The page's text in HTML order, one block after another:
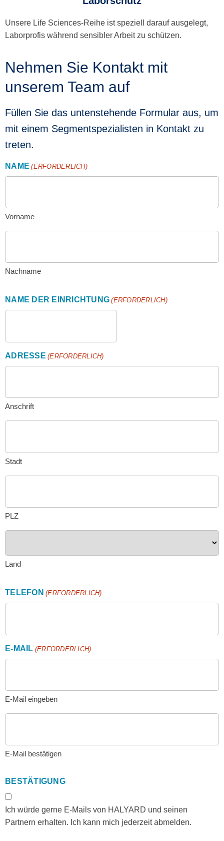
Unsere Life Sciences-Reihe ist speziell darauf ausgelegt,
Laborprofis während sensibler Arbeit zu schützen.
Nehmen Sie Kontakt mit
unserem Team auf
Füllen Sie das untenstehende Formular aus, um
mit einem Segmentspezialisten in Kontakt zu
treten.
NAME (ERFORDERLICH)
Vorname
Nachname
NAME DER EINRICHTUNG (ERFORDERLICH)
ADRESSE (ERFORDERLICH)
Anschrift
Stadt
PLZ
Land
TELEFON (ERFORDERLICH)
E-MAIL (ERFORDERLICH)
E-Mail eingeben
E-Mail bestätigen
BESTÄTIGUNG
Ich würde gerne E-Mails von HALYARD und seinen
Partnern erhalten. Ich kann mich jederzeit abmelden.